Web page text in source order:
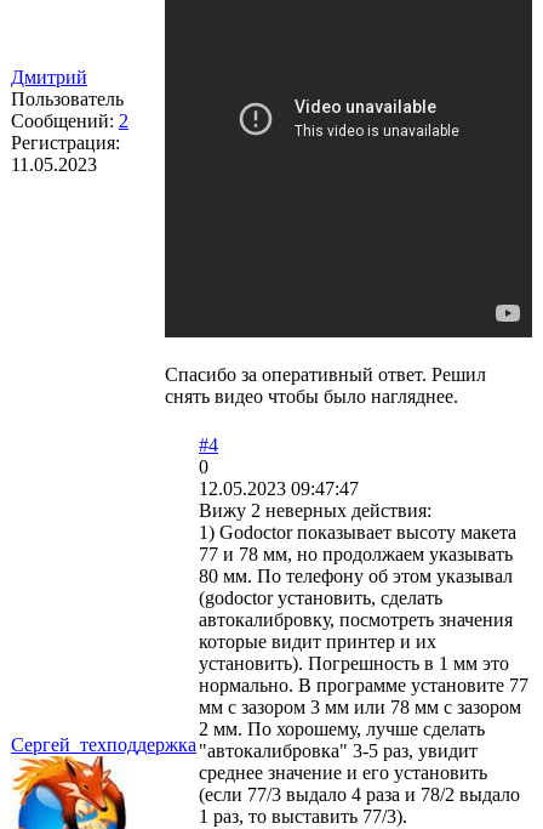
Дмитрий
Пользователь
Сообщений: 2
Регистрация:
11.05.2023
Спасибо за оперативный ответ. Решил
снять видео чтобы было нагляднее.
Сергей_техподдержка
#4
0
12.05.2023 09:47:47
Вижу 2 неверных действия:
1) Godoctor показывает высоту макета
77 и 78 мм, но продолжаем указывать
80 мм. По телефону об этом указывал
(godoctor установить, сделать
автокалибровку, посмотреть значения
которые видит принтер и их
установить). Погрешность в 1 мм это
нормально. В программе установите 77
мм с зазором 3 мм или 78 мм с зазором
2 мм. По хорошему, лучше сделать
"автокалибровка" 3-5 раз, увидит
среднее значение и его установить
(если 77/3 выдало 4 раза и 78/2 выдало
1 раз, то выставить 77/3).